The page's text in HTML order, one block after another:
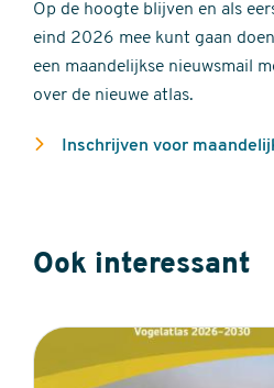
Op de hoogte blijven en als
eind 2026 mee kunt gaan
een maandelijkse nieuwsmail
over de nieuwe atlas.
Inschrijven voor
Ook interessant